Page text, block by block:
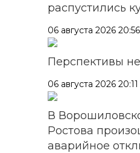
распустились
06 августа 2026 20:56
Перспективы
06 августа 2026 20:11
В
Ростова
аварийное